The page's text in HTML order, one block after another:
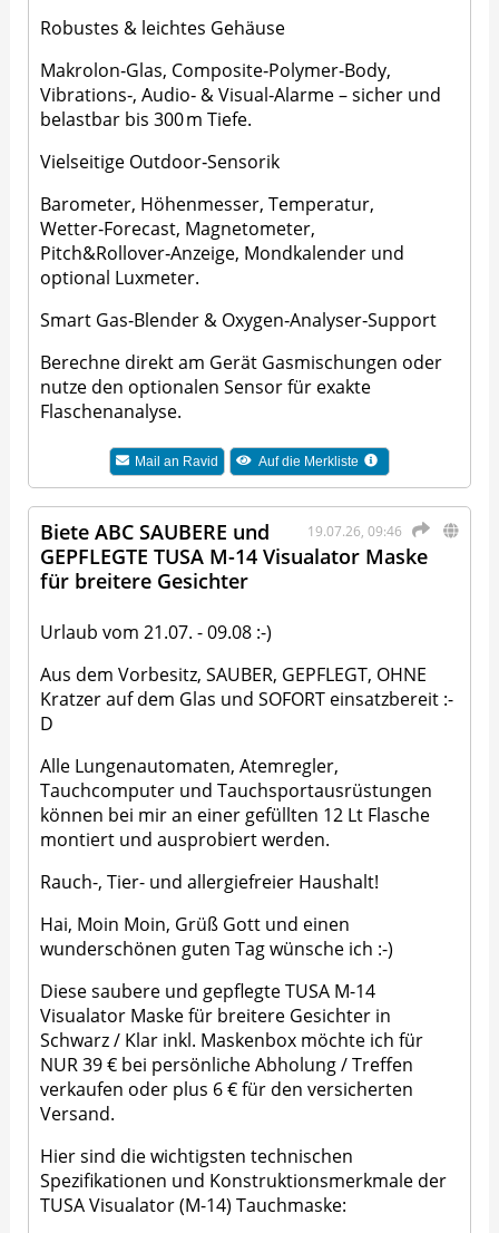
Robustes & leichtes Gehäuse
Makrolon‑Glas, Composite‑Polymer‑Body,
Vibrations‑, Audio‑ & Visual‑Alarme – sicher und
belastbar bis 300 m Tiefe.
Vielseitige Outdoor‑Sensorik
Barometer, Höhenmesser, Temperatur,
Wetter‑Forecast, Magnetometer,
Pitch&Rollover‑Anzeige, Mondkalender und
optional Luxmeter.
Smart Gas‑Blender & Oxygen‑Analyser‑Support
Berechne direkt am Gerät Gasmischungen oder
nutze den optionalen Sensor für exakte
Flaschenanalyse.
Mail an Ravid Auf die Merkliste
19.07.26, 09:46
Biete ABC SAUBERE und
GEPFLEGTE TUSA M-14 Visualator Maske
für breitere Gesichter
Urlaub vom 21.07. - 09.08 :-)
Aus dem Vorbesitz, SAUBER, GEPFLEGT, OHNE
Kratzer auf dem Glas und SOFORT einsatzbereit :-
D
Alle Lungenautomaten, Atemregler,
Tauchcomputer und Tauchsportausrüstungen
können bei mir an einer gefüllten 12 Lt Flasche
montiert und ausprobiert werden.
Rauch-, Tier- und allergiefreier Haushalt!
Hai, Moin Moin, Grüß Gott und einen
wunderschönen guten Tag wünsche ich :-)
Diese saubere und gepflegte TUSA M-14
Visualator Maske für breitere Gesichter in
Schwarz / Klar inkl. Maskenbox möchte ich für
NUR 39 € bei persönliche Abholung / Treffen
verkaufen oder plus 6 € für den versicherten
Versand.
Hier sind die wichtigsten technischen
Spezifikationen und Konstruktionsmerkmale der
TUSA Visualator (M-14) Tauchmaske: